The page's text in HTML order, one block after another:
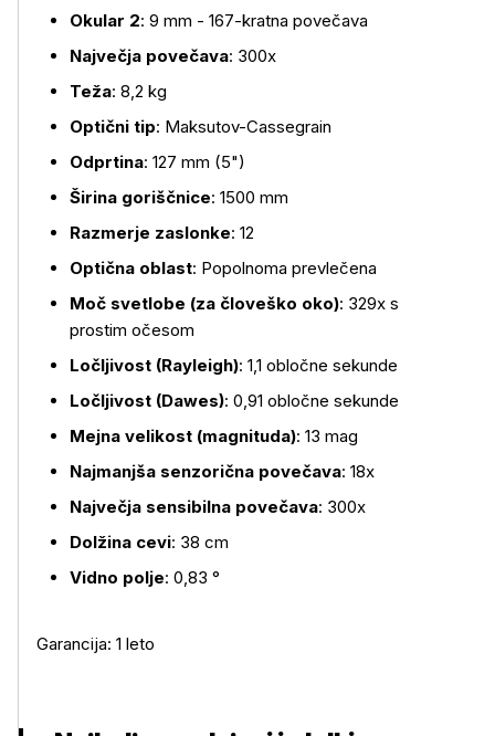
Okular 2: 9 mm - 167-kratna povečava
Največja povečava: 300x
Teža: 8,2 kg
Optični tip: Maksutov-Cassegrain
Odprtina: 127 mm (5")
Širina goriščnice: 1500 mm
Razmerje zaslonke: 12
Optična oblast: Popolnoma prevlečena
Moč svetlobe (za človeško oko): 329x s
prostim očesom
Ločljivost (Rayleigh): 1,1 obločne sekunde
Ločljivost (Dawes): 0,91 obločne sekunde
Mejna velikost (magnituda): 13 mag
Najmanjša senzorična povečava: 18x
Največja sensibilna povečava: 300x
Dolžina cevi: 38 cm
Vidno polje: 0,83 °
Garancija: 1 leto